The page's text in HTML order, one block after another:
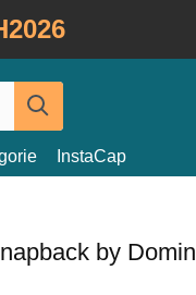
InstaCap
by